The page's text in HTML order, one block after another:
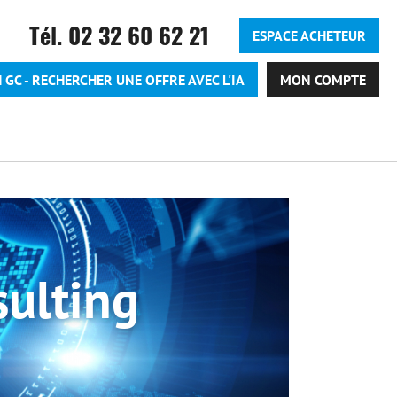
Tél. 02 32 60 62 21 Entête -
ESPACE ACHETEUR
- Anonyme
GC - RECHERCHER UNE OFFRE AVEC L'IA MON COMPTE